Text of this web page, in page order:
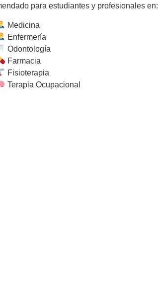
para estudiantes y profesionales en:
Medicina
Enfermería
Odontología
Farmacia
Fisioterapia
Terapia Ocupacional